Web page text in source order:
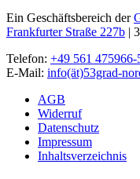
Ein Geschäftsbereich der
Frankfurter Straße 227b |
Telefon: +49 561 475966-
E-Mail: info(ät)53grad-
AGB
Widerruf
Datenschutz
Impressum
Inhaltsverzeichnis